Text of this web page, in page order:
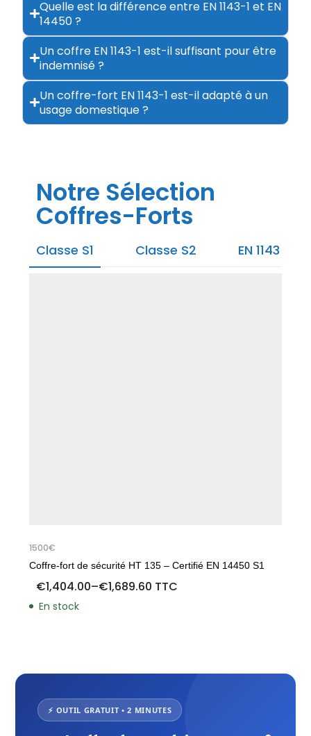
Quelle est la différence entre EN 1143-1 et EN
14450 ?
Un coffre EN 1143-1 est-il suffisant pour être
indemnisé ?
Un coffre-fort EN 1143-1 est-il adapté à un
usage domestique ?
Notre Sélection
Coffres-Forts
Classe S1 Classe S2 EN 1143
1500€
Coffre-fort de sécurité HT 135 – Certifié EN 14450 S1
€1,404.00–€1,689.60 TTC
En stock
⚡ OUTIL GRATUIT • 2 MINUTES